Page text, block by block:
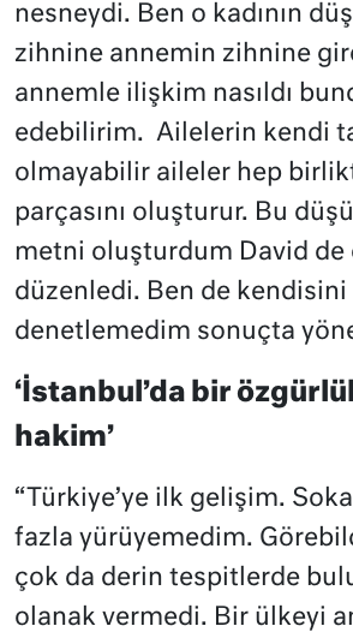
nesneydi. Ben o kadının
zihnine annemin zihnine
annemle ilişkim nasıldı
edebilirim. Ailelerin kendi
olmayabilir aileler hep
parçasını oluşturur. Bu
metni oluşturdum David de
düzenledi. Ben de kendisini
denetlemedim sonuçta
‘İstanbul’da bir
hakim’
“Türkiye’ye ilk gelişim.
fazla yürüyemedim.
çok da derin tespitlerde
olanak vermedi. Bir ülkeyi